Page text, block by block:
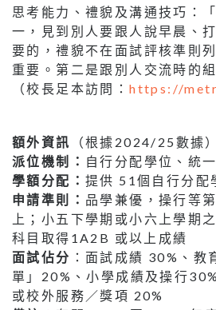
思考能力、禮貌及溝通技巧：
一，見到別人要跟人說早晨、
要的，禮貌不在面試評核準則
重要。第二是跟別人交流時的
（校長足本訪問：https://
額外資訊
（根據2024/25數據）
派位機制： 自行分配學位、統
學額分配： 提供 51個自行分配
申請準則： 品學兼優，操行等
上；小五下學期或小六上學期
科目取得1A2B 或以上成績
面試佔分 ：面試成績 30%、教
單」20%、小學成績及操行
或校外服務／獎項 20%